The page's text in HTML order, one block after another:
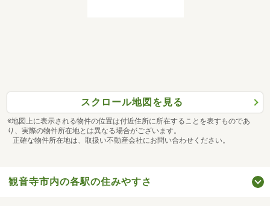
スクロール地図を見る
※地図上に表示される物件の位置は付近住所に所在することを表すものであ
り、実際の物件所在地とは異なる場合がございます。
正確な物件所在地は、取扱い不動産会社にお問い合わせください。
観音寺市内の各駅の住みやすさ